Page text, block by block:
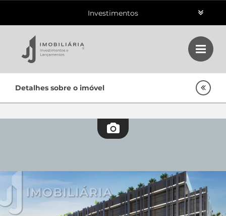
Class
Investimentos
Home
Oportunidades
Contato
Detalhes sobre o imóvel